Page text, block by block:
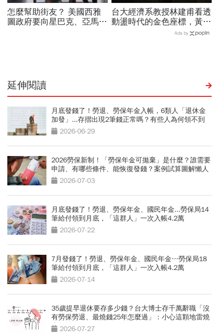
怎麼幫助街友？ 美國西雅
圖政府要向星巴克、亞馬遜
台大經濟系教授林建甫看透
動盪時代的金色座標，黃金
與權力的永恆對話Ads by
延伸閱讀
月底發錢了！勞退、勞保年金入帳，6類人「退休金
加發」...存摺出現2筆錢正常嗎？有些人為何領不到
2026-06-29
2026勞保新制！「勞保年金可拋棄」是什麼？誰需要
申請、有哪些條件、能恢復發錢？案例試算圖解懶人
包 2026-07-03
月底發錢了！勞退、勞保年金、國民年金...勞保局14
筆給付領到月底，「這群人」一次入帳4.2萬
2026-07-22
7月發錢了！勞退、勞保年金、國民年金…勞保局18
筆給付領到月底，「這群人」一次入帳4.2萬
2026-07-14
35歲提早退休要存多少錢？台大博士存千萬辭職「沒
有勞保勞退、最燒錢25年怎麼過」：小心這顆地雷燒
光存款
2026-07-27